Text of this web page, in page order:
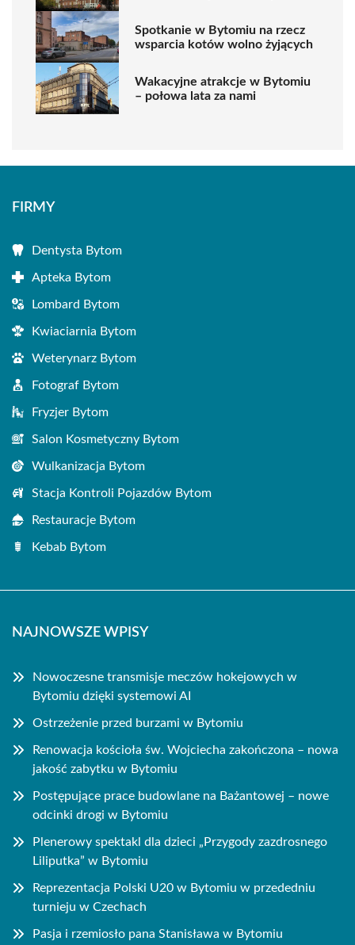
Spotkanie w Bytomiu na rzecz
wsparcia kotów wolno żyjących
Wakacyjne atrakcje w Bytomiu
– połowa lata za nami
FIRMY
Dentysta Bytom
Apteka Bytom
Lombard Bytom
Kwiaciarnia Bytom
Weterynarz Bytom
Fotograf Bytom
Fryzjer Bytom
Salon Kosmetyczny Bytom
Wulkanizacja Bytom
Stacja Kontroli Pojazdów Bytom
Restauracje Bytom
Kebab Bytom
NAJNOWSZE WPISY
Nowoczesne transmisje meczów hokejowych w
Bytomiu dzięki systemowi AI
Ostrzeżenie przed burzami w Bytomiu
Renowacja kościoła św. Wojciecha zakończona – nowa
jakość zabytku w Bytomiu
Postępujące prace budowlane na Bażantowej – nowe
odcinki drogi w Bytomiu
Plenerowy spektakl dla dzieci „Przygody zazdrosnego
Liliputka” w Bytomiu
Reprezentacja Polski U20 w Bytomiu w przededniu
turnieju w Czechach
Pasja i rzemiosło pana Stanisława w Bytomiu